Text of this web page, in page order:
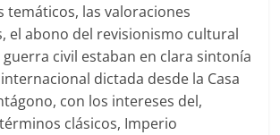
temáticos, las valoraciones
el abono del revisionismo cultural
civil estaban en clara sintonía
dictada desde la Casa
con los intereses del,
clásicos, Imperio